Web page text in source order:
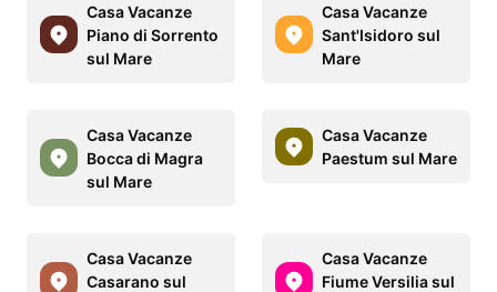
Casa Vacanze
Piano di Sorrento
sul Mare
Casa Vacanze
Sant'Isidoro sul
Mare
Casa Vacanze
Bocca di Magra
sul Mare
Casa Vacanze
Paestum sul Mare
Casa Vacanze
Casarano sul
Casa Vacanze
Fiume Versilia sul